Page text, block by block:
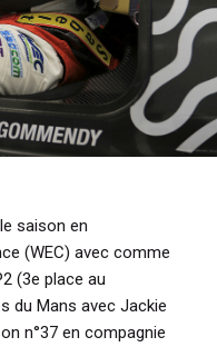
saison en
(WEC) avec comme
(3e place au
du Mans avec Jackie
n°37 en compagnie